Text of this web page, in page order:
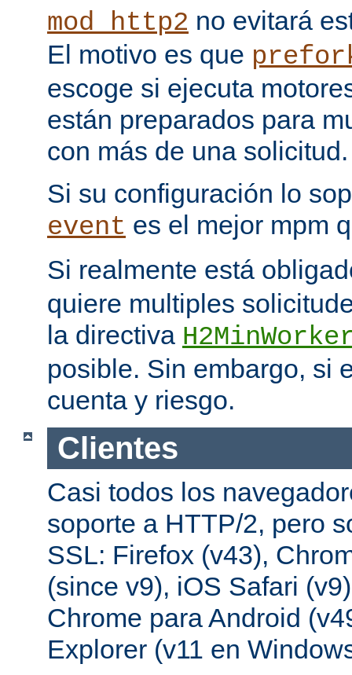
mod_http2 no evitará
El motivo es que
escoge si ejecuta
están preparados para
con más de una solicitud.
Si su configuración lo
event es el mejor mpm
Si realmente está
quiere multiples
la directiva
posible. Sin embargo, si
cuenta y riesgo.
Clientes
Casi todos los
soporte a HTTP/2, pero
SSL: Firefox (v43),
(since v9), iOS Safari
Chrome para Android
Explorer (v11 en